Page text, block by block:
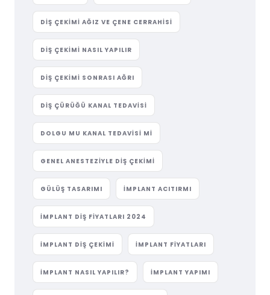
DIŞ ÇEKIMI AĞIZ VE ÇENE CERRAHISI
DIŞ ÇEKIMI NASIL YAPILIR
DIŞ ÇEKIMI SONRASI AĞRI
DIŞ ÇÜRÜĞÜ KANAL TEDAVISI
DOLGU MU KANAL TEDAVISI MI
GENEL ANESTEZIYLE DIŞ ÇEKIMI
GÜLÜŞ TASARIMI IMPLANT ACITIRMI
IMPLANT DIŞ FIYATLARI 2024
IMPLANT DIŞ ÇEKIMI IMPLANT FIYATLARI
IMPLANT NASIL YAPILIR? IMPLANT YAPIMI